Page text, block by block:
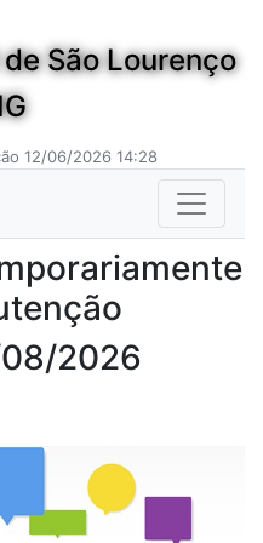
São Lourenço
12/06/2026 14:28
2026